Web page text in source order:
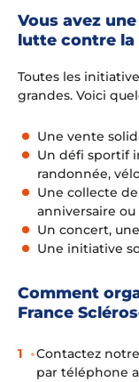
Vous avez
lutte contre la
Toutes les
grandes. Voici
Une vente
Un défi sportif
randonnée,
Une collecte
anniversaire
Un concert,
Une initiative
Comment
France
Contactez
par téléphone